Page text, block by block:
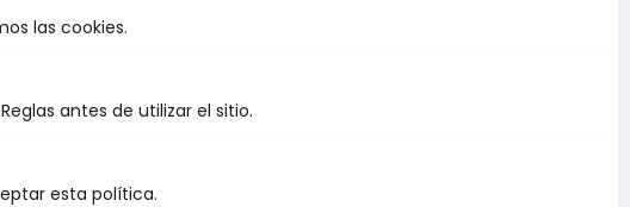
las cookies.
antes de utilizar el sitio.
esta política.